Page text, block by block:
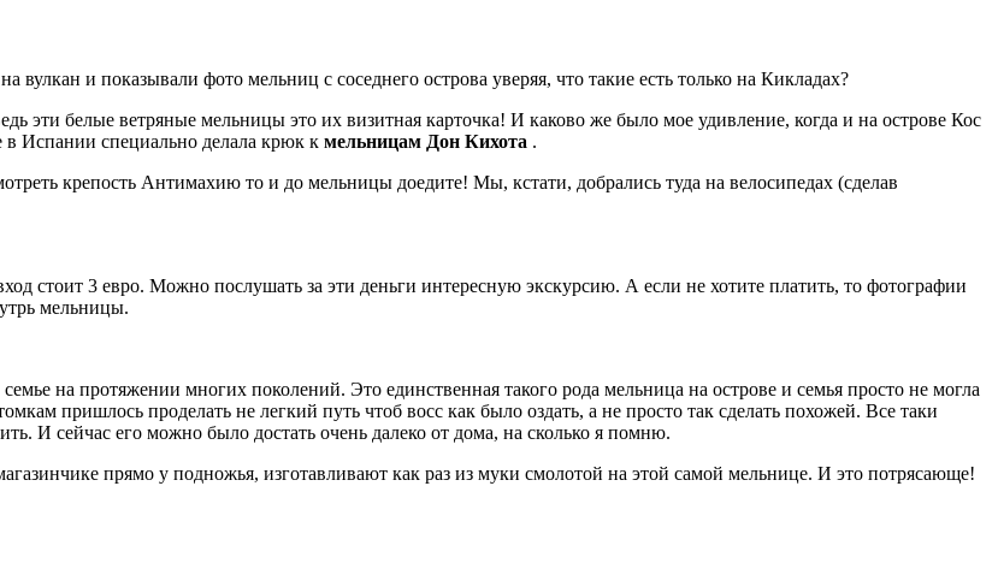
и показывали фото мельниц с соседнего острова уверяя, что такие есть только на Кикладах?
эти белые ветряные мельницы это их визитная карточка! И каково же было мое удивление, когда и на острове Кос
Испании специально делала крюк к мельницам Дон Кихота .
крепость Антимахию то и до мельницы доедите! Мы, кстати, добрались туда на велосипедах (сделав
стоит 3 евро. Можно послушать за эти деньги интересную экскурсию. А если не хотите платить, то фотографии
мельницы.
на протяжении многих поколений. Это единственная такого рода мельница на острове и семья просто не могла
пришлось проделать не легкий путь чтоб восс как было оздать, а не просто так сделать похожей. Все таки
И сейчас его можно было достать очень далеко от дома, на сколько я помню.
прямо у подножья, изготавливают как раз из муки смолотой на этой самой мельнице. И это потрясающе!